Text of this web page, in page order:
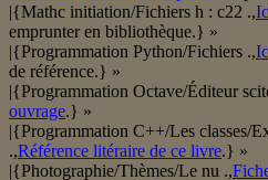
|{Mathc initiation/Fichiers h : c22 .,
emprunter en bibliothèque.} »
|{Programmation Python/Fichiers .,
de référence.} »
|{Programmation Octave/Éditeur
ouvrage.} »
|{Programmation C++/Les classes/
.,Référence litéraire de ce livre.} »
|{Photographie/Thèmes/Le nu .,